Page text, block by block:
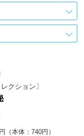
クション〕
（本体：740円）